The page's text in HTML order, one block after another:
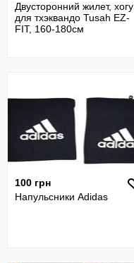
Двусторонний жилет, хогу
для тхэквандо Tusah EZ-
FIT, 160-180см
100 грн
Напульсники Adidas